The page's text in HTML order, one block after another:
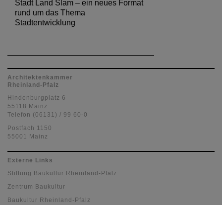
Stadt Land Slam – ein neues Format
rund um das Thema
Stadtentwicklung
Architektenkammer
Rheinland-Pfalz
Hindenburgplatz 6
55118 Mainz
Telefon (06131) / 99 60-0
Postfach 1150
55001 Mainz
Externe Links
Stiftung Baukultur Rheinland-Pfalz
Zentrum Baukultur
Baukultur Rheinland-Pfalz